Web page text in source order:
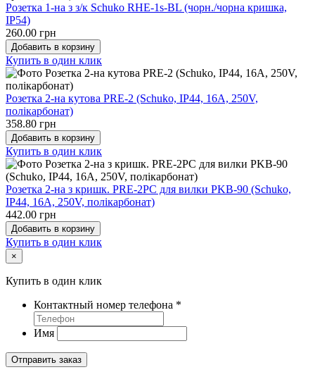
Розетка 1-на з з/к Schuko RHE-1s-BL (чорн./чорна кришка,
IP54)
260.00 грн
Добавить в корзину
Купить в один клик
Розетка 2-на кутова PRE-2 (Schuko, IP44, 16A, 250V,
полікарбонат)
358.80 грн
Добавить в корзину
Купить в один клик
Розетка 2-на з кришк. PRE-2PC для вилки PKB-90 (Schuko,
IP44, 16A, 250V, полікарбонат)
442.00 грн
Добавить в корзину
Купить в один клик
×
Купить в один клик
Контактный номер телефона *
Имя
Отправить заказ